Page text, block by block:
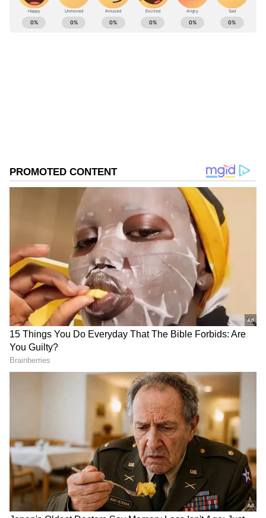
ಸರ್ಕಾರದ ಎಲ್ಲ ಇಲಾಖೆಗಳ ಹಾಗೂ ಇಲಾಖೆಗಳ
ಅಧೀನಕ್ಕೊಳಪಡುವ ನಿಗಮ, ಮಂಡಳಿ, ಪ್ರಾಧಿಕಾರಗಳ
ಕಾಮಗಾರಿಗಳಿಗೆ ಸಂಬಂಧಿಸಿದಂತೆ ಮುಂದಿನ ಹಣ ಬಿಡುಗಡೆ
ಮತ್ತು ಪಾವತಿಗಳನ್ನು ತಡೆಹಿಡಿಯಬೇಕು. ಪ್ರಾರಂಭವಾಗದೆ
ಇರುವ ಕಾಮಗಾರಿಗಳನ್ನು ತಡೆಹಿಡಿಯಬೇಕು ಎಂದು ಮೇ
ABOUT THE AUTHOR
DOWNLOAD APP